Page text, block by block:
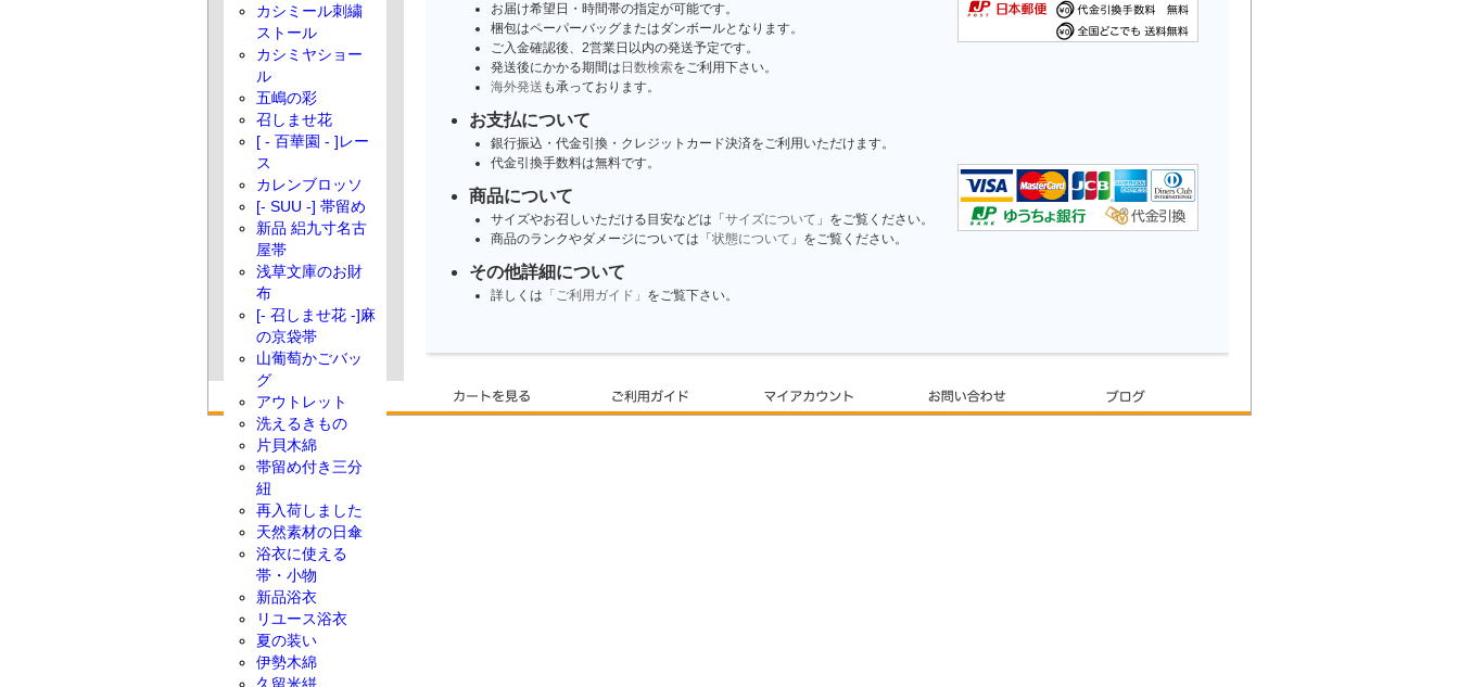
お届け希望日・時間帯の指定が可能です。
梱包はペーパーバッグまたはダンボールとなります。
ご入金確認後、2営業日以内の発送予定です。
発送後にかかる期間は 日数検索をご利用下さい。
海外発送 も承っております。
お支払について
銀行振込・代金引換・クレジットカード決済をご利用いただけます。
代金引換手数料は無料です。
商品について
サイズやお召しいただける目安などは「 サイズについて 」をご覧ください。
商品のランクやダメージについては「 状態について 」をご覧ください。
その他詳細について
詳しくは 「ご利用ガイド」 をご覧下さい。
カシミール刺繍
ストール
カシミヤショー
ル
五嶋の彩
召しませ花
[ - 百華園 - ]レー
ス
カレンブロッソ
[- SUU -] 帯留め
新品 絽九寸名古
屋帯
浅草文庫のお財
布
[- 召しませ花 -]麻
の京袋帯
山葡萄かごバッ
グ
アウトレット
洗えるきもの
片貝木綿
帯留め付き三分
紐
再入荷しました
天然素材の日傘
浴衣に使える
帯・小物
新品浴衣
リユース浴衣
夏の装い
伊勢木綿